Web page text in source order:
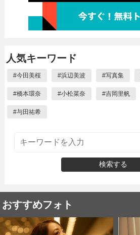
人気キーワード
#今田美桜 #浜辺美波 #写真集
#橋本環奈 #小松菜奈 #吉岡里帆
#与田祐希
検索する
おすすめフォト